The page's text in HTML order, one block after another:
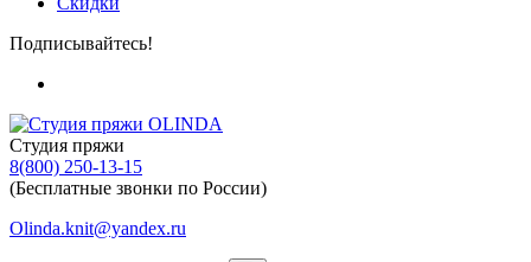
Подписывайтесь!
Студия пряжи
8(800) 250-13-15
(Бесплатные звонки по России)
Olinda.knit@yandex.ru